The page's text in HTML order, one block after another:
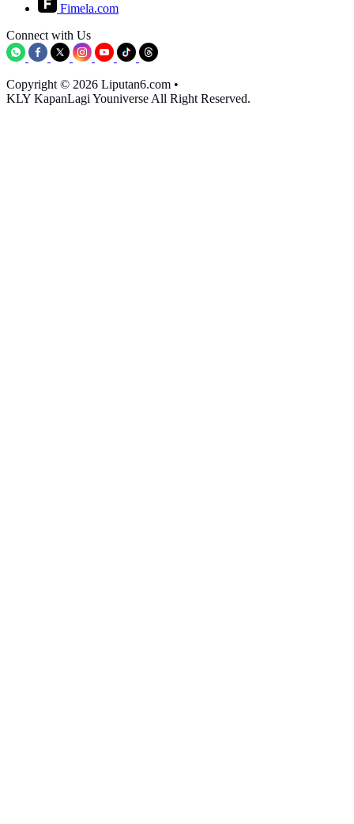
Fimela.com
Connect with Us
Copyright © 2026 Liputan6.com •
KLY KapanLagi Youniverse All Right Reserved.